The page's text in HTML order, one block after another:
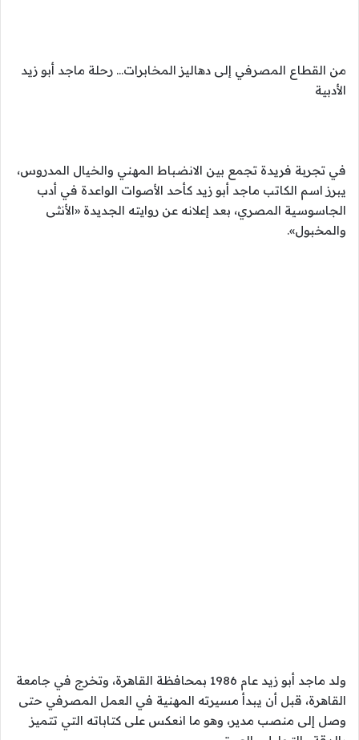
من القطاع المصرفي إلى دهاليز المخابرات… رحلة ماجد أبو زيد
الأدبية
في تجربة فريدة تجمع بين الانضباط المهني والخيال المدروس،
يبرز اسم الكاتب ماجد أبو زيد كأحد الأصوات الواعدة في أدب
الجاسوسية المصري، بعد إعلانه عن روايته الجديدة «الأنثى
والمخبول».
ولد ماجد أبو زيد عام 1986 بمحافظة القاهرة، وتخرج في جامعة
القاهرة، قبل أن يبدأ مسيرته المهنية في العمل المصرفي حتى
وصل إلى منصب مدير، وهو ما انعكس على كتاباته التي تتميز